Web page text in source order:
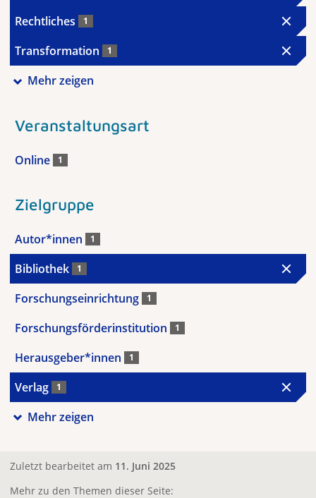
Rechtliches 1
Transformation 1
Mehr zeigen
Veranstaltungsart
Online 1
Zielgruppe
Autor*innen 1
Bibliothek 1
Forschungseinrichtung 1
Forschungsförderinstitution 1
Herausgeber*innen 1
Verlag 1
Mehr zeigen
Zuletzt bearbeitet am 11. Juni 2025
Mehr zu den Themen dieser Seite: